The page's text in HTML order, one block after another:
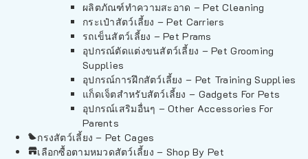
ผลิตภัณฑ์ทำความสะอาด – Pet Cleaning
กระเป๋าสัตว์เลี้ยง – Pet Carriers
รถเข็นสัตว์เลี้ยง – Pet Prams
อุปกรณ์ตัดแต่งขนสัตว์เลี้ยง – Pet Grooming
Supplies
อุปกรณ์การฝึกสัตว์เลี้ยง – Pet Training Supplies
แก็ดเจ็ตสำหรับสัตว์เลี้ยง – Gadgets For Pets
อุปกรณ์เสริมอื่นๆ – Other Accessories For
Parents
กรงสัตว์เลี้ยง – Pet Cages
เลือกซื้อตามหมวดสัตว์เลี้ยง – Shop By Pet